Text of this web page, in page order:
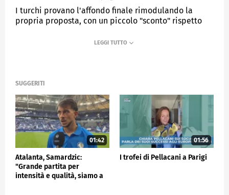
I turchi provano l'affondo finale rimodulando la
propria proposta, con un piccolo "sconto" rispetto
SUGGERITI
01:42
Atalanta, Samardzic:
"Grande partita per
intensità e qualità, siamo a
01:56
I trofei di Pellacani a Parigi